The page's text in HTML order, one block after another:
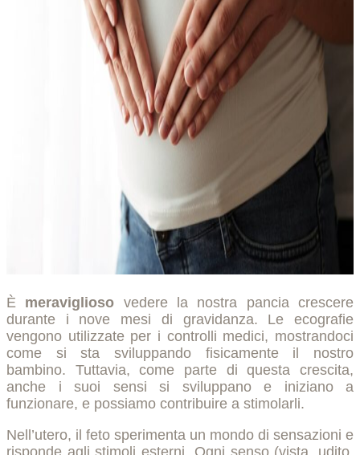
È meraviglioso vedere la nostra pancia crescere
durante i nove mesi di gravidanza. Le ecografie
vengono utilizzate per i controlli medici, mostrandoci
come si sta sviluppando fisicamente il nostro
bambino. Tuttavia, come parte di questa crescita,
anche i suoi sensi si sviluppano e iniziano a
funzionare, e possiamo contribuire a stimolarli.
Nell’utero, il feto sperimenta un mondo di sensazioni e